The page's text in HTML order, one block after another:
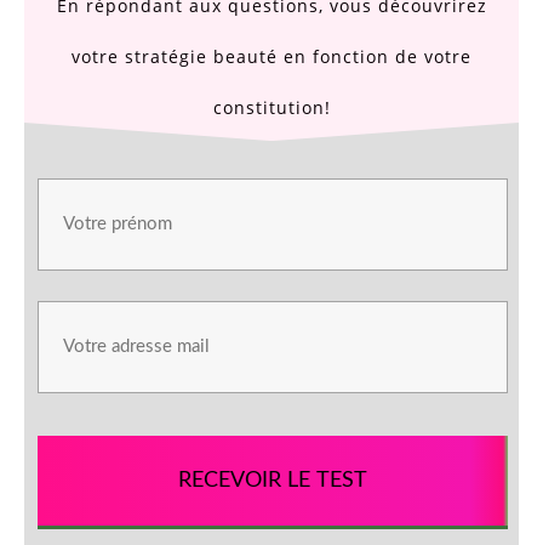
En répondant aux questions, vous découvrirez
votre stratégie beauté en fonction de votre
constitution!
RECEVOIR LE TEST